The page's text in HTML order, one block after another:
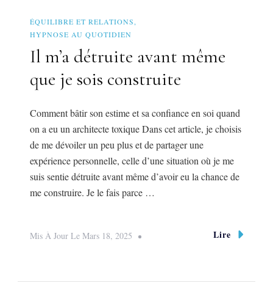
ÉQUILIBRE ET RELATIONS
HYPNOSE AU QUOTIDIEN
Il m’a détruite avant même
que je sois construite
Comment bâtir son estime et sa confiance en soi quand
on a eu un architecte toxique Dans cet article, je choisis
de me dévoiler un peu plus et de partager une
expérience personnelle, celle d’une situation où je me
suis sentie détruite avant même d’avoir eu la chance de
me construire. Je le fais parce …
Mis À Jour Le Mars 18, 2025 Lire